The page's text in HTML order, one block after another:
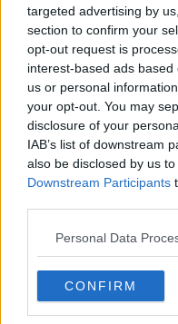
targeted advertising by
section to confirm your
opt-out request is
interest-based ads
us or personal
your opt-out. You may
disclosure of your
IAB’s list of downstream
also be disclosed by us
Downstream Participants
Personal Data
CONFIRM
“Ritengo – ha detto il
prima della firma – che
abbiamo voluto fortemente
l’offerta in termini di plafond
che ognuna delle nostre
un segnale forte di
associazioni di categoria”.
direttore generale di
espresso soddisfazione nel
consorelle e ha sottolineato
le BCC possono assistere
in tutti i settori, dalle
all’estero fino
difficoltà.
“Siamo onorati – ha detto
Confindustria Toscana sud